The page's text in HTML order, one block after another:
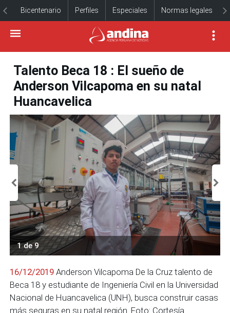
Bicentenario Perfiles Especiales Normas legales
Talento Beca 18 : El sueño de
Anderson Vilcapoma en su natal
Huancavelica
1 de 9
16/12/2019 Anderson Vilcapoma De la Cruz talento de
Beca 18 y estudiante de Ingeniería Civil en la Universidad
Nacional de Huancavelica (UNH), busca construir casas
más seguras en su natal región. Foto: Cortesía